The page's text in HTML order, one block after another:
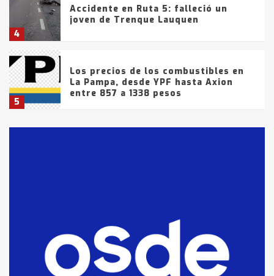
4
Accidente en Ruta 5: falleció un
joven de Trenque Lauquen
5
Los precios de los combustibles en
La Pampa, desde YPF hasta Axion
entre 857 a 1338 pesos
fueron detenidos por
comercialización de drogas en la
tarde del sábado